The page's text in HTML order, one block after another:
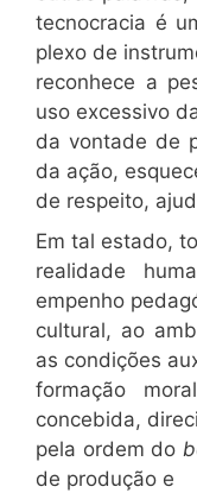
tecnocracia é
plexo de
reconhece a
uso excessivo
da vontade de
da ação,
de respeito,
Em tal estado,
realidade
empenho
cultural, ao
as condições
formação
concebida,
pela ordem do
de produção e